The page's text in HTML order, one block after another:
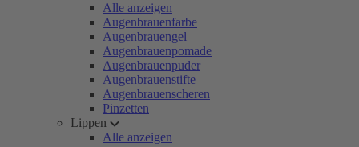
Alle anzeigen
Augenbrauenfarbe
Augenbrauengel
Augenbrauenpomade
Augenbrauenpuder
Augenbrauenstifte
Augenbrauenscheren
Pinzetten
Lippen
Alle anzeigen